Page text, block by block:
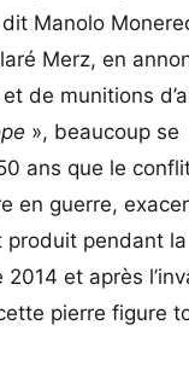
Manolo
Merz, en
de munitions
», beaucoup se
ans que le
en guerre,
produit pendant la
et après
pierre figure